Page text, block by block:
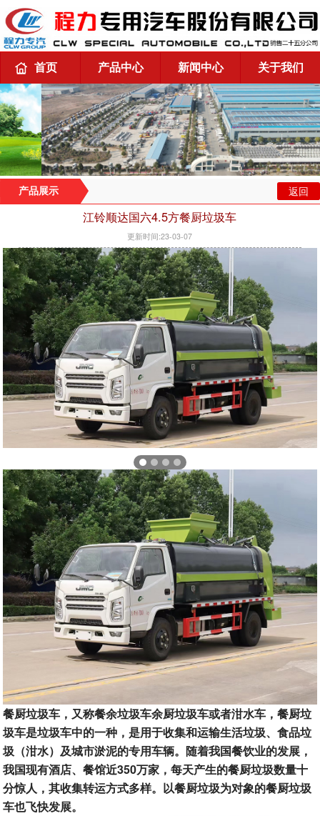
首页 产品中心 新闻中心 关于我们
产品展示 返回
江铃顺达国六4.5方餐厨垃圾车
更新时间:23-03-07
餐厨垃圾车，又称餐余垃圾车余厨垃圾车或者泔水车，餐厨垃
圾车是垃圾车中的一种，是用于收集和运输生活垃圾、食品垃
圾（泔水）及城市淤泥的专用车辆。随着我国餐饮业的发展，
我国现有酒店、餐馆近350万家，每天产生的餐厨垃圾数量十
分惊人，其收集转运方式多样。以餐厨垃圾为对象的餐厨垃圾
车也飞快发展。